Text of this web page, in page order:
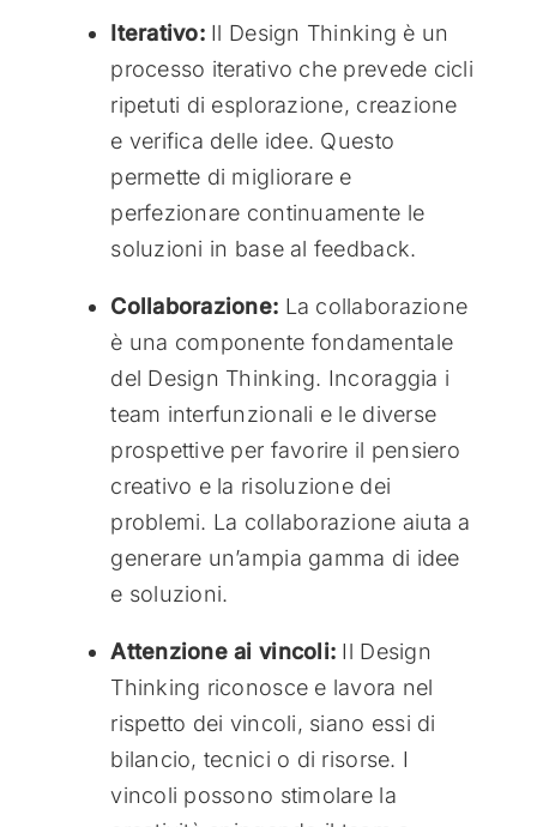
Iterativo:Il Design Thinking è un
processo iterativo che prevede cicli
ripetuti di esplorazione, creazione
e verifica delle idee. Questo
permette di migliorare e
perfezionare continuamente le
soluzioni in base al feedback.
Collaborazione: La collaborazione
è una componente fondamentale
del Design Thinking. Incoraggia i
team interfunzionali e le diverse
prospettive per favorire il pensiero
creativo e la risoluzione dei
problemi. La collaborazione aiuta a
generare un’ampia gamma di idee
e soluzioni.
Attenzione ai vincoli: Il Design
Thinking riconosce e lavora nel
rispetto dei vincoli, siano essi di
bilancio, tecnici o di risorse. I
vincoli possono stimolare la